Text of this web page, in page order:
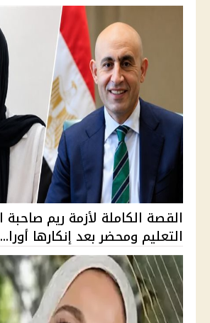
التعليم ومحضر بعد إنكارها أورا...